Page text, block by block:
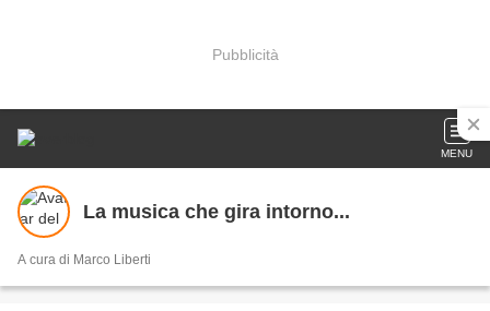
Pubblicità
MENU
La musica che gira intorno...
A cura di Marco Liberti